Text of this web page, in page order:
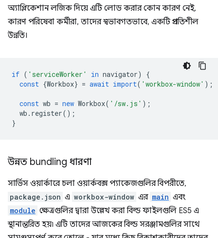
অ্যাপ্লিকেশান লজিক দিয়ে এটি লোড করার কোন কারণ নেই,
কারণ পরিষেবা কর্মীরা, তাদের স্বভাবগতভাবে, একটি প্রগতিশীল
উন্নতি।
if ( 'serviceWorker' in navigator)
{
const {Workbox} = await import( 'workbox-window' );
const wb = new Workbox( '/sw.js' );
wb . register();
}
উন্নত bundling ধারণা
সার্ভিস ওয়ার্কারে চলা ওয়ার্কবক্স প্যাকেজগুলির বিপরীতে,
package.json এ workbox-window এর main এবং
module ক্ষেত্রগুলির দ্বারা উল্লেখ করা বিল্ড ফাইলগুলি ES5 এ
স্থানান্তরিত হয়৷ এটি তাদের আজকের বিল্ড সরঞ্জামগুলির সাথে